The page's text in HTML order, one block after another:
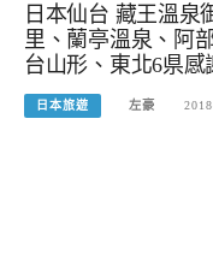
日本仙台 藏王溫泉
里、蘭亭溫泉、阿
台山形、東北6県感
日本旅遊 左豪